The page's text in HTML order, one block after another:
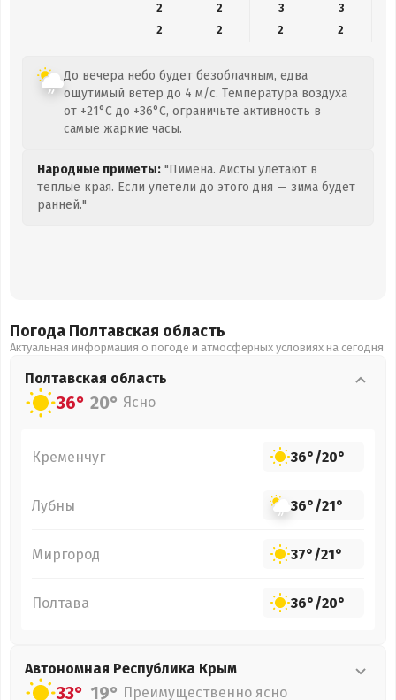
2
2 3
3
2
2 2 2
До вечера небо будет безоблачным, едва
ощутимый ветер до 4 м/с. Температура воздуха
от +21°C до +36°C, ограничьте активность в
самые жаркие часы.
Народные приметы: "Пимена. Аисты улетают в
теплые края. Если улетели до этого дня — зима будет
ранней."
Погода Полтавская область
Актуальная информация о погоде и атмосферных условиях на сегодня
Полтавская область
36° 20° Ясно
Кременчуг 36°/20°
Лубны 36°/21°
Миргород 37°/21°
Полтава 36°/20°
Автономная Республика Крым
33° 19° Преимущественно ясно